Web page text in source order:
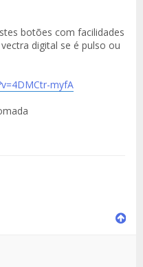
botões com facilidades
digital se é pulso ou
myfA